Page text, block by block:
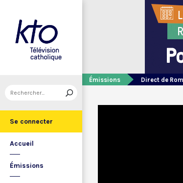
Se connecter
Accueil
Émissions
Émissions Direct de